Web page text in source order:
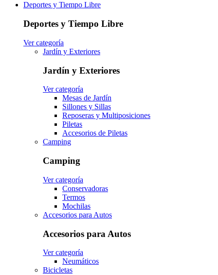
Deportes y Tiempo Libre
Deportes y Tiempo Libre
Ver categoría
Jardín y Exteriores
Jardín y Exteriores
Ver categoría
Mesas de Jardín
Sillones y Sillas
Reposeras y Multiposiciones
Piletas
Accesorios de Piletas
Camping
Camping
Ver categoría
Conservadoras
Termos
Mochilas
Accesorios para Autos
Accesorios para Autos
Ver categoría
Neumáticos
Bicicletas